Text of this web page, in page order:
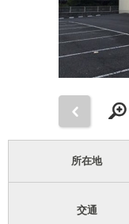
所在地
交通